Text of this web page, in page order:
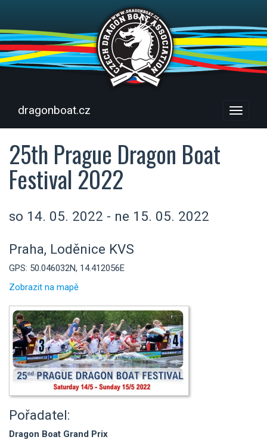
Menu
dragonboat.cz
25th Prague Dragon Boat
Festival 2022
so 14. 05. 2022 - ne 15. 05. 2022
Praha, Loděnice KVS
GPS: 50.046032N, 14.412056E
Zobrazit na mapě
Pořadatel:
Dragon Boat Grand Prix